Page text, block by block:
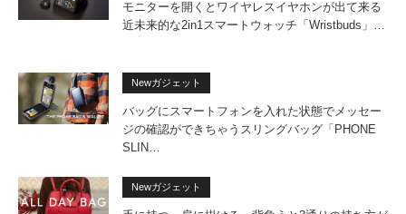
モニターを開くとワイヤレスイヤホンが出て来る
近未来的な2in1スマートウォッチ「Wristbuds」…
Newガジェット
バッグにスマートフォンを入れた状態でメッセー
ジの確認ができちゃうスリングバッグ「PHONE
SLIN…
Newガジェット